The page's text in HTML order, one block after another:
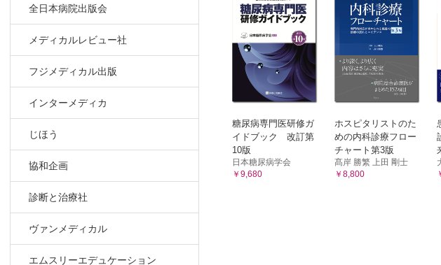
全日本病院出版会
メディカルレビュー社
フジメディカル出版
インターメディカ
じほう
協和企画
診断と治療社
ヴァンメディカル
エムスリーエデュケーション
糖尿病専門医研修ガ
イドブック 改訂第
10版
日本糖尿病学会
￥9,680
ホスピタリストのた
めの内科診療フロー
チャート第3版
髙岸 勝繁 上田 剛士
￥8,800